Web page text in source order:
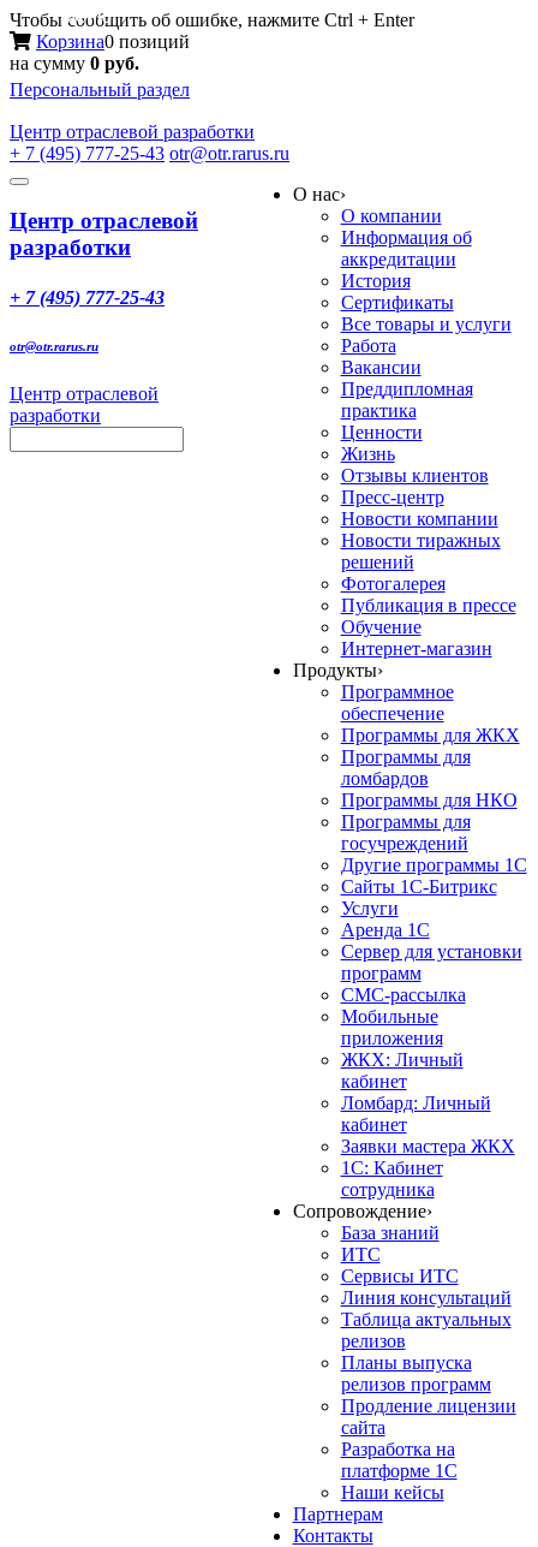
Чтобы сообщить об ошибке, нажмите Ctrl + Enter
Корзина0 позиций
на сумму 0 руб.
Персональный раздел
Центр отраслевой разработки
+ 7 (495) 777-25-43 otr@otr.rarus.ru
Toggle
Меню
Центр отраслевой
разработки
+ 7 (495) 777-25-43
otr@otr.rarus.ru
Центр отраслевой
разработки
О нас›
О компании
Информация об
аккредитации
История
Сертификаты
Все товары и услуги
Работа
Вакансии
Преддипломная
практика
Ценности
Жизнь
Отзывы клиентов
Пресс-центр
Новости компании
Новости тиражных
решений
Фотогалерея
Публикация в прессе
Обучение
Интернет-магазин
Продукты›
Программное
обеспечение
Программы для ЖКХ
Программы для
ломбардов
Программы для НКО
Программы для
госучреждений
Другие программы 1С
Сайты 1С-Битрикс
Услуги
Аренда 1С
Сервер для установки
программ
СМС-рассылка
Мобильные
приложения
ЖКХ: Личный
кабинет
Ломбард: Личный
кабинет
Заявки мастера ЖКХ
1С: Кабинет
сотрудника
Сопровождение›
База знаний
ИТС
Сервисы ИТС
Линия консультаций
Таблица актуальных
релизов
Планы выпуска
релизов программ
Продление лицензии
сайта
Разработка на
платформе 1С
Наши кейсы
Партнерам
Контакты